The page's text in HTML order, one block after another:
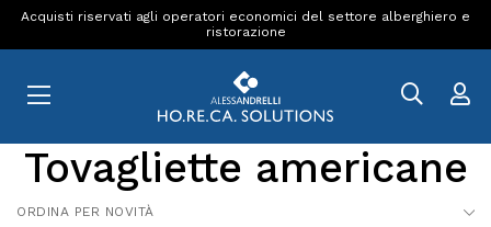
Acquisti riservati agli operatori economici del settore alberghiero e
ristorazione
Tovagliette americane
ORDINA PER NOVITÀ